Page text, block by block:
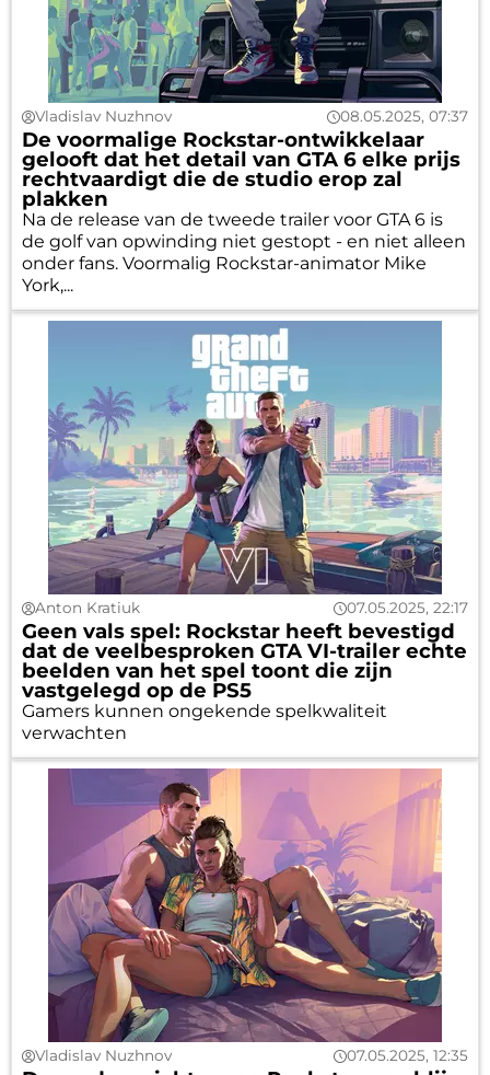
Vladislav Nuzhnov 08.05.2025, 07:37
De voormalige Rockstar-ontwikkelaar
gelooft dat het detail van GTA 6 elke prijs
rechtvaardigt die de studio erop zal
plakken
Na de release van de tweede trailer voor GTA 6 is
de golf van opwinding niet gestopt - en niet alleen
onder fans. Voormalig Rockstar-animator Mike
York,...
Anton Kratiuk 07.05.2025, 22:17
Geen vals spel: Rockstar heeft bevestigd
dat de veelbesproken GTA VI-trailer echte
beelden van het spel toont die zijn
vastgelegd op de PS5
Gamers kunnen ongekende spelkwaliteit
verwachten
Vladislav Nuzhnov 07.05.2025, 12:35